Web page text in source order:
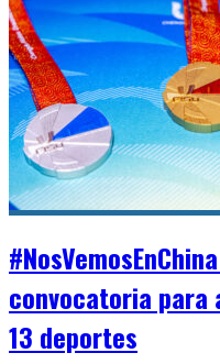
convocatoria para
13 deportes